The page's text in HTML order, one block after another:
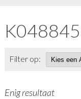
Filter op:
Enig resultaat